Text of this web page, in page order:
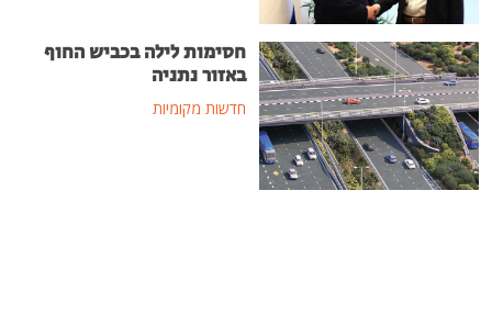
חסימות לילה בכביש החוף
באזור נתניה
חדשות מקומיות